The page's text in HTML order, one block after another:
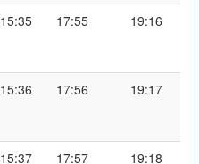
15:35 17:55 19:16
15:36 17:56 19:17
15:37 17:57 19:18